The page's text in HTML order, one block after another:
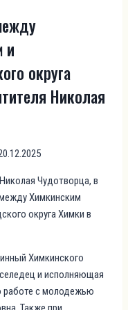
и
округа
Николая
Чудотворца, в
Химкинским
округа Химки в
Химкинского
и исполняющая
работе с молодежью